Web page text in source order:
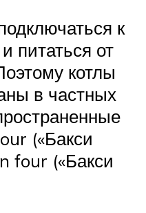
к
питаться от
котлы
в частных
(«Бакси
four («Бакси